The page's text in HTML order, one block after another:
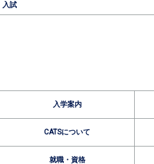
入試
入学案内
CATSについて
就職・資格